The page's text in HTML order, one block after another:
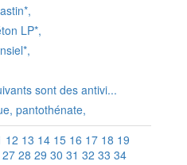
LP*,
sont des antivi...
pantothénate,
12 13 14 15 16 17 18 19
27 28 29 30 31 32 33 34